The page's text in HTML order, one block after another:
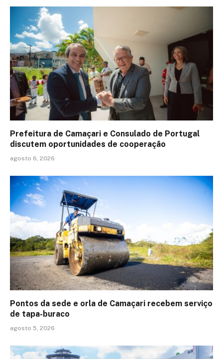
Prefeitura de Camaçari e Consulado de Portugal
discutem oportunidades de cooperação
agosto 6, 2026
Pontos da sede e orla de Camaçari recebem serviço
de tapa-buraco
agosto 5, 2026